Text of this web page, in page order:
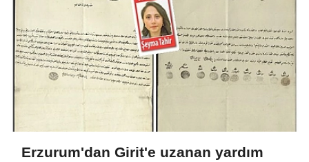
Erzurum'dan Girit'e uzanan yardım